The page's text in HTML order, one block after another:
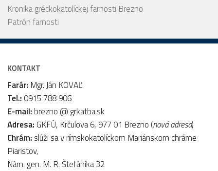
Kronika gréckokatolíckej farnosti Brezno
Patrón farnosti
KONTAKT
Farár: Mgr. Ján KOVAĽ
Tel.: 0915 788 906
E-mail:brezno @ grkatba.sk
Adresa: GKFÚ, Krčulova 6, 977 01 Brezno (nová adresa)
Chrám: slúži sa v rímskokatolíckom Mariánskom chráme
Piaristov,
Nám. gen. M. R. Štefánika 32